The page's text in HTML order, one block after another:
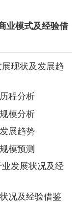
业模式及经验借
现状及发展趋
程分析
模分析
展趋势
模预测
发展状况及经
况及经验借鉴